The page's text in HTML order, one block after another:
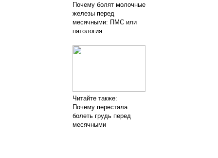
Почему болят молочные
железы перед
месячными: ПМС или
патология
Читайте также:
Почему перестала
болеть грудь перед
месячными